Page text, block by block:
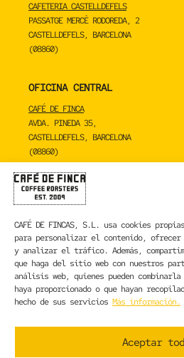
CAFÉ DE FINCAS, S.L. usa cookies
para personalizar el contenido, ofrecer
y analizar el tráfico. Además,
que haga del sitio web con nuestros
análisis web, quienes pueden
haya proporcionado o que hayan
hecho de sus servicios Más información.
Aceptar
CAFETERIA CASTELLDEFELS
PASSATGE MERCÈ RODOREDA, 2
CASTELLDEFELS, BARCELONA
(08860)
OFICINA CENTRAL
CAFÉ DE FINCA
AVDA. PINEDA 35,
CASTELLDEFELS, BARCELONA
(08860)
TOSTADERO
CAFÉ DE FINCA
CARRER DE LA MARE DE DÉU DE NÚRIA 23C,
SANT BOI DE LLOBREGAT, BARCELONA
(08830)
CONTACTA CON NOSOTROS